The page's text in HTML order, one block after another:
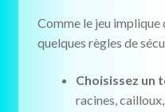
Comme le jeu implique
quelques règles de
Choisissez un
racines,